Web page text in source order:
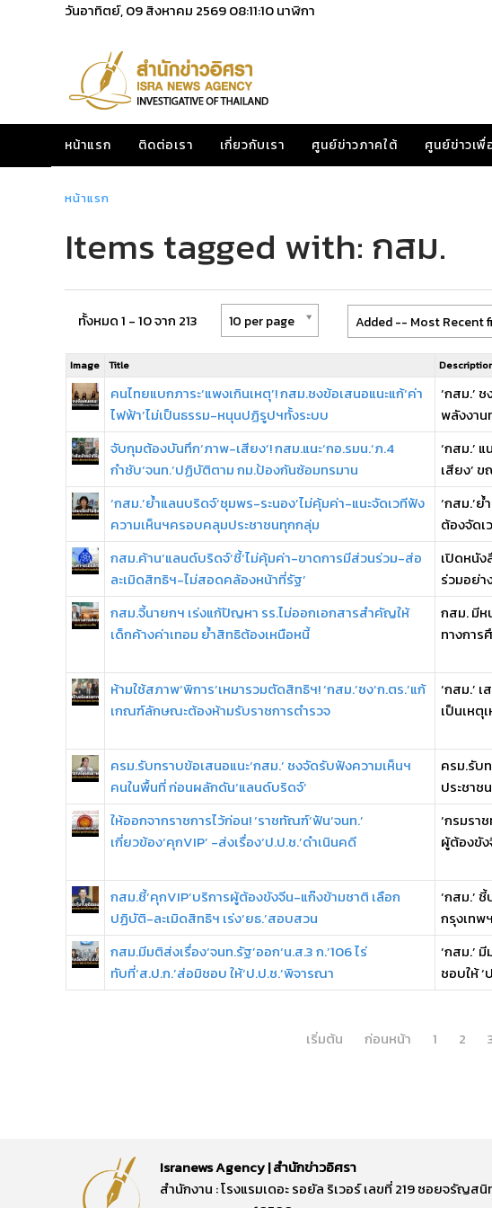
วันอาทิตย์, 09 สิงหาคม 256908:11:10นาฬิกา
หน้าแรก ติดต่อเรา เกี่ยวกับเรา ศูนย์ข่าวภาคใต้ ศูนย์ข่าวเพื่
หน้าแรก
Items tagged with: กสม.
ทั้งหมด 1 - 10 จาก 213 10 per page Added -- Most Recent
Image Title
คนไทยแบกภาระ‘แพงเกินเหตุ’! กสม.ชงข้อเสนอแนะแก้‘ค่า
ไฟฟ้า’ไม่เป็นธรรม-หนุนปฏิรูปฯทั้งระบบ
‘กสม.’
พลังงาน
จับกุมต้องบันทึก‘ภาพ-เสียง’! กสม.แนะ‘กอ.รมน.’ภ.4
กำชับ‘จนท.’ปฏิบัติตาม กม.ป้องกันซ้อมทรมาน
‘กสม.’
เสียง’
‘กสม.’ย้ำแลนบริดจ์‘ชุมพร-ระนอง’ไม่คุ้มค่า-แนะจัดเวทีฟัง
ความเห็นฯครอบคลุมประชาชนทุกกลุ่ม
‘กสม.’
ต้องจัดเ
กสม.ค้าน‘แลนด์บริดจ์’ชี้‘ไม่คุ้มค่า-ขาดการมีส่วนร่วม-ส่อ
ละเมิดสิทธิฯ-ไม่สอดคล้องหน้าที่รัฐ’
เปิดหนัง
ร่วมอย่
กสม.จี้นายกฯ เร่งแก้ปัญหา รร.ไม่ออกเอกสารสำคัญให้
เด็กค้างค่าเทอม ย้ำสิทธิต้องเหนือหนี้
กสม. มี
ทางการ
ห้ามใช้สภาพ‘พิการ’เหมารวมตัดสิทธิฯ! ‘กสม.’ชง‘ก.ตร.’แก้
เกณฑ์ลักษณะต้องห้ามรับราชการตำรวจ
‘กสม.’
เป็นเหตุ
ครม.รับทราบข้อเสนอแนะ‘กสม.’ ชงจัดรับฟังความเห็นฯ
คนในพื้นที่ ก่อนผลักดัน‘แลนด์บริดจ์’
ครม.รับ
ประชาช
ให้ออกจากราชการไว้ก่อน! ‘ราชทัณฑ์’ฟัน‘จนท.’
เกี่ยวข้อง‘คุกVIP’ -ส่งเรื่อง‘ป.ป.ช.’ดำเนินคดี
‘กรมรา
ผู้ต้องขัง
กสม.ชี้‘คุกVIP’บริการผู้ต้องขังจีน-แก๊งข้ามชาติ เลือก
ปฏิบัติ-ละเมิดสิทธิฯ เร่ง‘ยธ.’สอบสวน
‘กสม.’
กรุงเทพ
กสม.มีมติส่งเรื่อง‘จนท.รัฐ’ออก‘น.ส.3 ก.’106 ไร่
ทับที่‘ส.ป.ก.’ส่อมิชอบ ให้‘ป.ป.ช.’พิจารณา
‘กสม.’
ชอบให้ ‘
เริ่มต้น
ก่อนหน้า 1 2
Isranews Agency | สำนักข่าวอิศรา
สำนักงาน : โรงแรมเดอะ รอยัล ริเวอร์ เลขที่ 219 ซอยจรัญ